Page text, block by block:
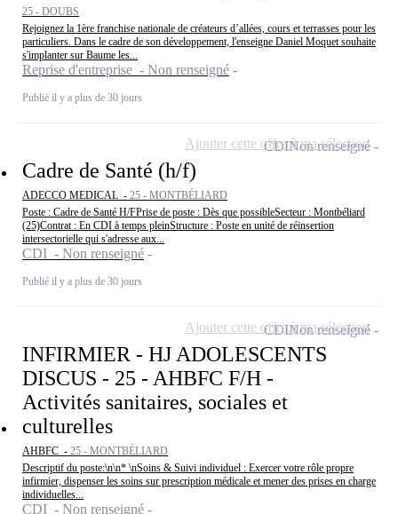
25 - DOUBS
Rejoignez la 1ère franchise nationale de créateurs d’allées, cours et terrasses pour les
particuliers. Dans le cadre de son développement, l'enseigne Daniel Moquet souhaite
s'implanter sur Baume les...
Reprise d'entreprise - Non renseigné
Publié il y a plus de 30 jours
Cadre de Santé (h/f)
ADECCO MEDICAL - 25 - MONTBÉLIARD
Poste : Cadre de Santé H/FPrise de poste : Dès que possibleSecteur : Montbéliard
(25)Contrat : En CDI à temps pleinStructure : Poste en unité de réinsertion
intersectorielle qui s'adresse aux...
CDI - Non renseigné
Publié il y a plus de 30 jours
CDINon renseigné
Ajouter cette offre à ma sélection
INFIRMIER - HJ ADOLESCENTS
DISCUS - 25 - AHBFC F/H -
Activités sanitaires, sociales et
culturelles
AHBFC - 25 - MONTBÉLIARD
Descriptif du poste:\n\n* \nSoins & Suivi individuel : Exercer votre rôle propre
infirmier, dispenser les soins sur prescription médicale et mener des prises en charge
individuelles...
CDI - Non renseigné
CDINon renseigné
Ajouter cette offre à ma sélection